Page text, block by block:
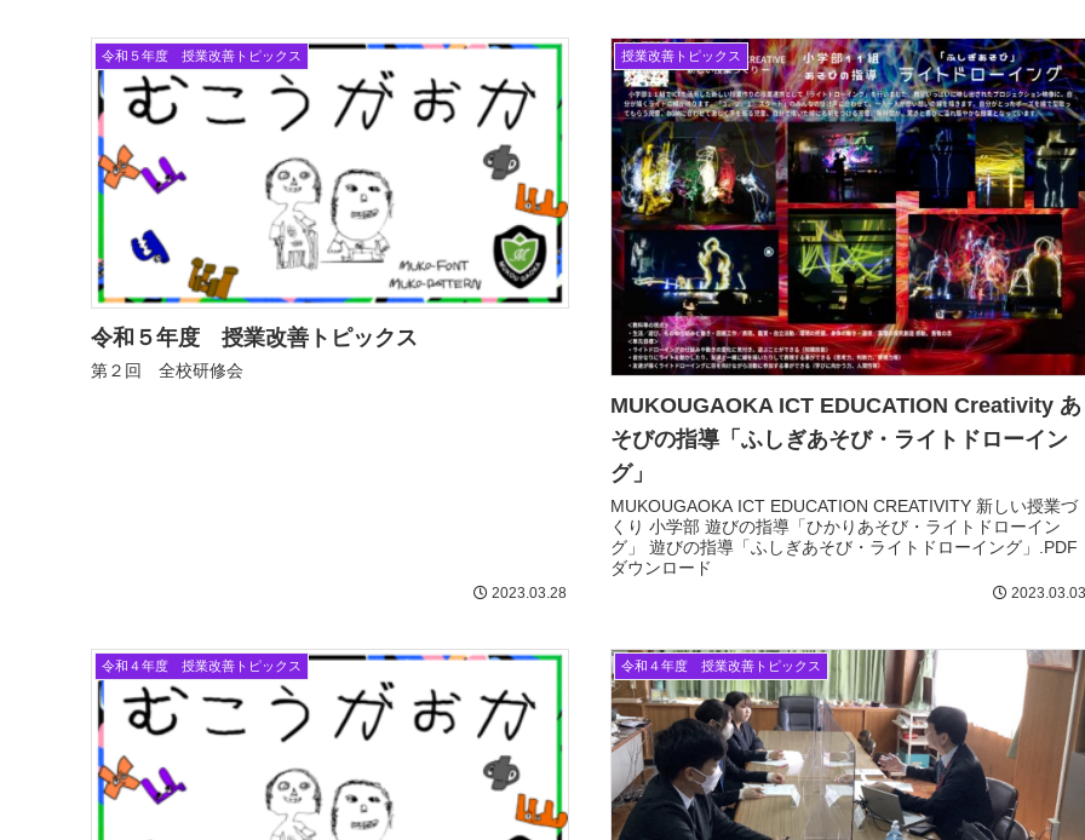
令和５年度 授業改善トピックス
令和５年度 授業改善トピックス
第２回 全校研修会
2023.03.28
授業改善トピックス
MUKOUGAOKA ICT EDUCATION Creativity あ
そびの指導「ふしぎあそび・ライトドローイン
グ」
MUKOUGAOKA ICT EDUCATION CREATIVITY 新しい授業づ
くり 小学部 遊びの指導「ひかりあそび・ライトドローイン
グ」 遊びの指導「ふしぎあそび・ライトドローイング」.PDF
ダウンロード
令和４年度 授業改善トピックス 令和４年度 授業改善トピックス